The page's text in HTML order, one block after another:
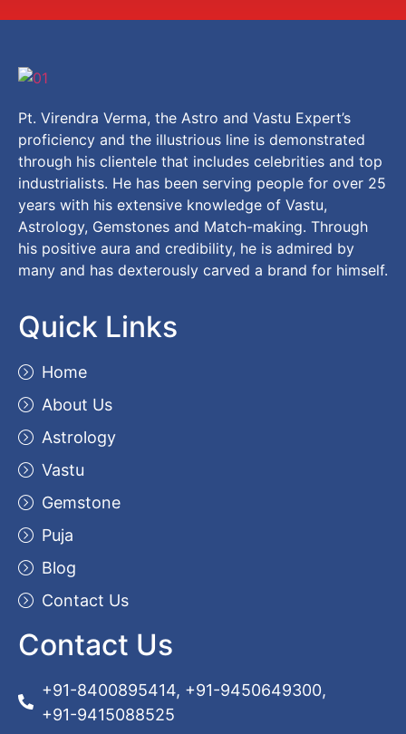
Pt. Virendra Verma, the Astro and Vastu Expert’s
proficiency and the illustrious line is demonstrated
through his clientele that includes celebrities and top
industrialists. He has been serving people for over 25
years with his extensive knowledge of Vastu,
Astrology, Gemstones and Match-making. Through
his positive aura and credibility, he is admired by
many and has dexterously carved a brand for himself.
Quick Links
Home
About Us
Astrology
Vastu
Gemstone
Puja
Blog
Contact Us
Contact Us
+91-8400895414, +91-9450649300,
+91-9415088525